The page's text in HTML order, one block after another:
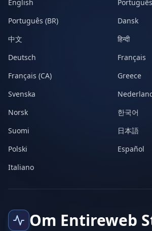
English
Português
Português (BR)
Dansk
中文
हिन्दी
Deutsch
Français
Français (CA)
Greece
Svenska
Norsk
한국어
Suomi
日本語
Polski
Español
Italiano
Om Entireweb